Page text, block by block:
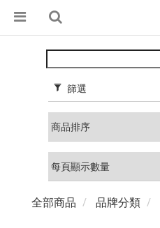
篩選
全部商品 品牌分類